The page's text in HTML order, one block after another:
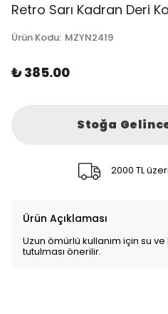
Retro Sarı Kadran Deri
Ürün Kodu: MZYN2419
₺ 385.00
Stoğa
2000 TL
Ürün Açıklaması
Uzun ömürlü kullanım için su
tutulması önerilir.